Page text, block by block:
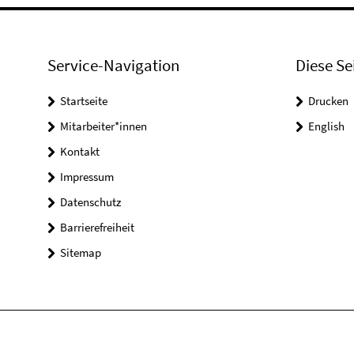
Service-Navigation
Startseite
Mitarbeiter*innen
Kontakt
Impressum
Datenschutz
Barrierefreiheit
Sitemap
Diese
Drucken
English